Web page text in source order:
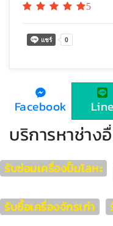
5
Facebook Line
บริการหาช่าง
รับซ่อมเครื่องปั้มโลหะ
รับซื้อเครื่องจักรเก่า